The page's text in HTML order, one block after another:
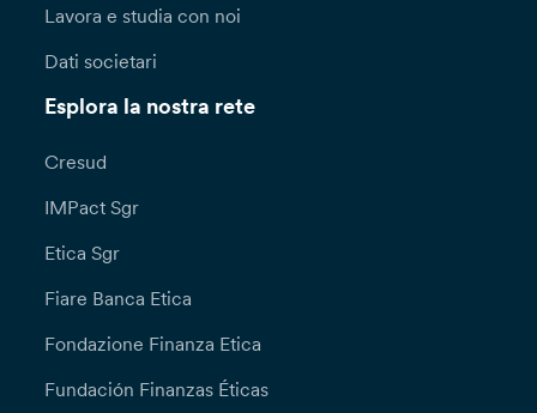
Lavora e studia con noi
Dati societari
Esplora la nostra rete
Cresud
IMPact Sgr
Etica Sgr
Fiare Banca Etica
Fondazione Finanza Etica
Fundación Finanzas Éticas